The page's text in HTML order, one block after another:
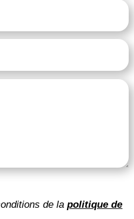
de lapolitique de